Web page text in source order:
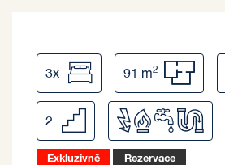
3x 91 m2
2
Exkluzivně Rezervace